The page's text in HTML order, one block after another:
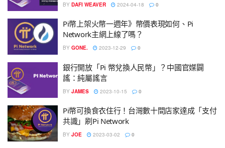
BY DAFI WEAVER 2024-04-18 0
Pi幣上架火幣一週年》幣價表現如何、Pi
Network主網上線了嗎？
BY GONE. 2023-12-29 0
銀行開放「Pi 幣兌換人民幣」？中國官媒闢
謠：純屬謠言
BY JAMES 2023-10-15 0
Pi幣可換食衣住行！台灣數十間店家達成「支付
共識」刷Pi Network
BY JOE 2023-03-02 0